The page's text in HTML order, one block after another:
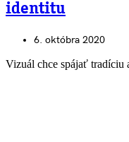
identitu
6. októbra 2020
Vizuál chce spájať tradíciu